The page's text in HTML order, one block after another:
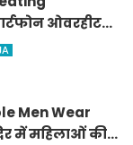
ओवरहीट
और क्या न करें?
Men Wear
में महिलाओं की